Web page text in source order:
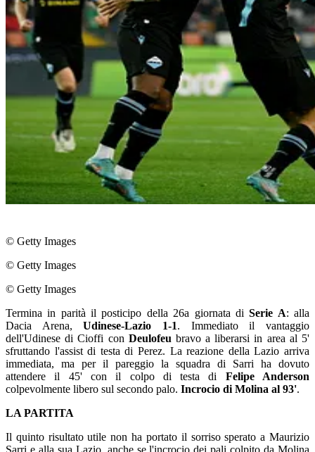
© Getty Images
© Getty Images
© Getty Images
Termina in parità il posticipo della 26a giornata diSerie A: alla
Dacia Arena,Udinese-Lazio 1-1. Immediato il vantaggio
dell'Udinese di Cioffi con Deulofeu bravo a liberarsi in area al 5'
sfruttando l'assist di testa di Perez. La reazione della Lazio arriva
immediata, ma per il pareggio la squadra di Sarri ha dovuto
attendere il 45' con il colpo di testa di Felipe Anderson
colpevolmente libero sul secondo palo. Incrocio di Molina al 93'.
LA PARTITA
Il quinto risultato utile non ha portato il sorriso sperato a Maurizio
Sarri e alla sua Lazio, anche se l'incrocio dei pali colpito da Molina